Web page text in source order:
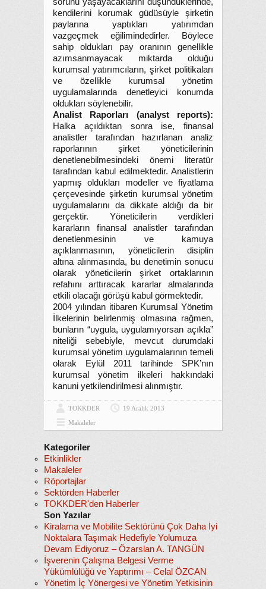
kendilerini korumak güdüsüyle şirketin
paylarına yaptıkları yatırımdan
vazgeçmek eğilimindedirler. Böylece
sahip oldukları pay oranının genellikle
azımsanmayacak miktarda olduğu
kurumsal yatırımcıların, şirket politikaları
ve özellikle kurumsal yönetim
uygulamalarında denetleyici konumda
oldukları söylenebilir.
Analist Raporları (analyst reports):
Halka açıldıktan sonra ise, finansal
analistler tarafından hazırlanan analiz
raporlarının şirket yöneticilerinin
denetlenebilmesindeki önemi literatür
tarafından kabul edilmektedir. Analistlerin
yapmış oldukları modeller ve fiyatlama
çerçevesinde şirketin kurumsal yönetim
uygulamalarını da dikkate aldığı da bir
gerçektir. Yöneticilerin verdikleri
kararların finansal analistler tarafından
denetlenmesinin ve kamuya
açıklanmasının, yöneticilerin disiplin
altına alınmasında, bu denetimin sonucu
olarak yöneticilerin şirket ortaklarının
refahını arttıracak kararlar almalarında
etkili olacağı görüşü kabul görmektedir.
2004 yılından itibaren Kurumsal Yönetim
İlkelerinin belirlenmiş olmasına rağmen,
bunların “uygula, uygulamıyorsan açıkla”
niteliği sebebiyle, mevcut durumdaki
kurumsal yönetim uygulamalarının temeli
olarak Eylül 2011 tarihinde SPK’nın
kurumsal yönetim ilkeleri hakkındaki
kanuni yetkilendirilmesi alınmıştır.
TOKKDER
19 Aralık 2013
Makaleler
Kategoriler
Etkinlikler
Makaleler
Röportajlar
Sektörden Haberler
TOKKDER'den Haberler
Son Yazılar
Kiralama ve Mobilite Sektörünü Çok Daha İyi
Noktalara Taşımak Hedefiyle Yolumuza
Devam Ediyoruz – Özarslan A. TANGÜN
İşverenin Çalışma Belgesi Verme
Yükümlülüğü ve Yaptırımı – Celal ÖZCAN
Yönetim İç Yönergesi ve Yönetim Yetkisinin